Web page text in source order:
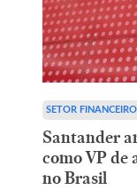
SETOR FINANCEIRO
Santander
como VP de
no Brasil